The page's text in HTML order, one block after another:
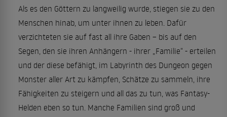
Als es den Göttern zu langweilig wurde, stiegen sie zu den
Menschen hinab, um unter ihnen zu leben. Dafür
verzichteten sie auf fast all ihre Gaben – bis auf den
Segen, den sie ihren Anhängern - ihrer „Familie“ - erteilen
und der diese befähigt, im Labyrinth des Dungeon gegen
Monster aller Art zu kämpfen, Schätze zu sammeln, ihre
Fähigkeiten zu steigern und all das zu tun, was Fantasy-
Helden eben so tun. Manche Familien sind groß und